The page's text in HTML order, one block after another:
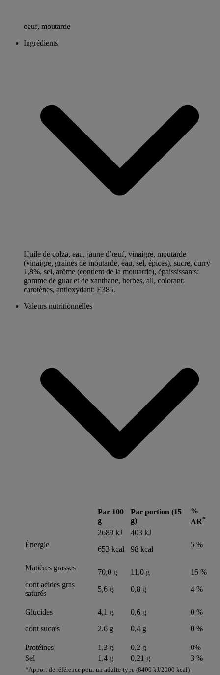
oeuf, moutarde
Ingrédients
Huile de colza, eau, jaune d’œuf, vinaigre, moutarde
(vinaigre, graines de moutarde, eau, sel, épices), sucre, curry
1,8%, sel, arôme (contient de la moutarde), épaississants:
gomme de guar et de xanthane, herbes, ail, colorant:
carotènes, antioxydant: E385.
Valeurs nutritionnelles
Par 100
g
Par portion (15
g)
%
AR*
*Apport de référence pour un adulte-type (8400 kJ/2000 kcal)
Énergie
2689 kJ
653 kcal
403 kJ
98 kcal
5 %
Matières grasses
dont acides gras
saturés
70,0 g
5,6 g
11,0 g
0,8 g
15 %
4 %
Glucides
dont sucres
4,1 g
2,6 g
0,6 g
0,4 g
0 %
0 %
Protéines 1,3 g 0,2 g
0%
Sel
1,4 g 0,21 g 3 %